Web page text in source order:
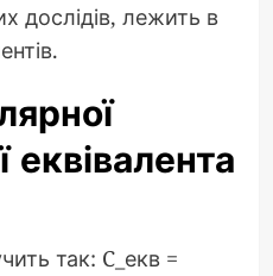
дослідів, лежить в
еквівалента
так: C_екв =